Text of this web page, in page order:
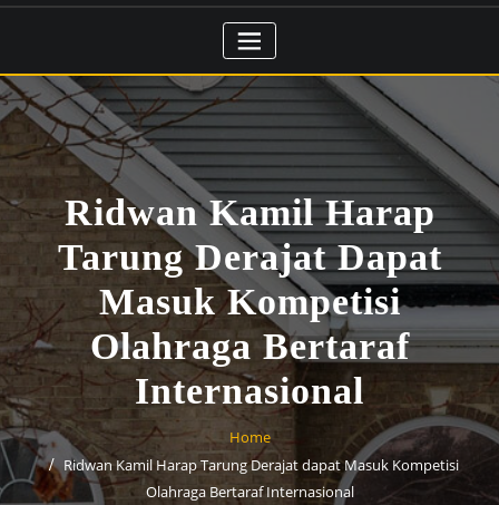
Ridwan Kamil Harap
Tarung Derajat Dapat
Masuk Kompetisi
Olahraga Bertaraf
Internasional
Home
Ridwan Kamil Harap Tarung Derajat dapat Masuk Kompetisi
Olahraga Bertaraf Internasional